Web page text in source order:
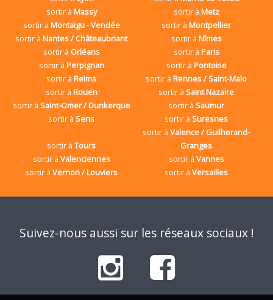
sortir à Massy sortir à Metz
sortir à Montaigu - Vendée sortir àMontpellier
sortir àNantes / Châteaubriant sortir à Nîmes
sortir à Orléans sortir à Paris
sortir à Perpignan sortir à Pontoise
sortir àReims sortir àRennes / Saint-Malo
sortir à Rouen sortir àSaint Nazaire
sortir à Saint-Omer / Dunkerque sortir àSaumur
sortir àSens sortir àSuresnes
sortir àTours
sortir àValence / Guilherand-
Granges
sortir à Valenciennes sortir à Vannes
sortir àVernon / Louviers sortir àVersailles
Suivez-nous aussi sur les réseaux sociaux !